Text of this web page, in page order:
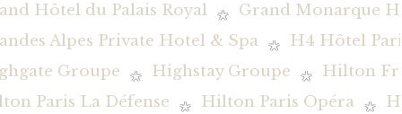
Hôtel du Palais Royal
Grand Monarque
Alpes Private Hotel & Spa
H4 Hôtel
Groupe
Highstay Groupe
Hilton
Paris La Défense
Hilton Paris Opéra